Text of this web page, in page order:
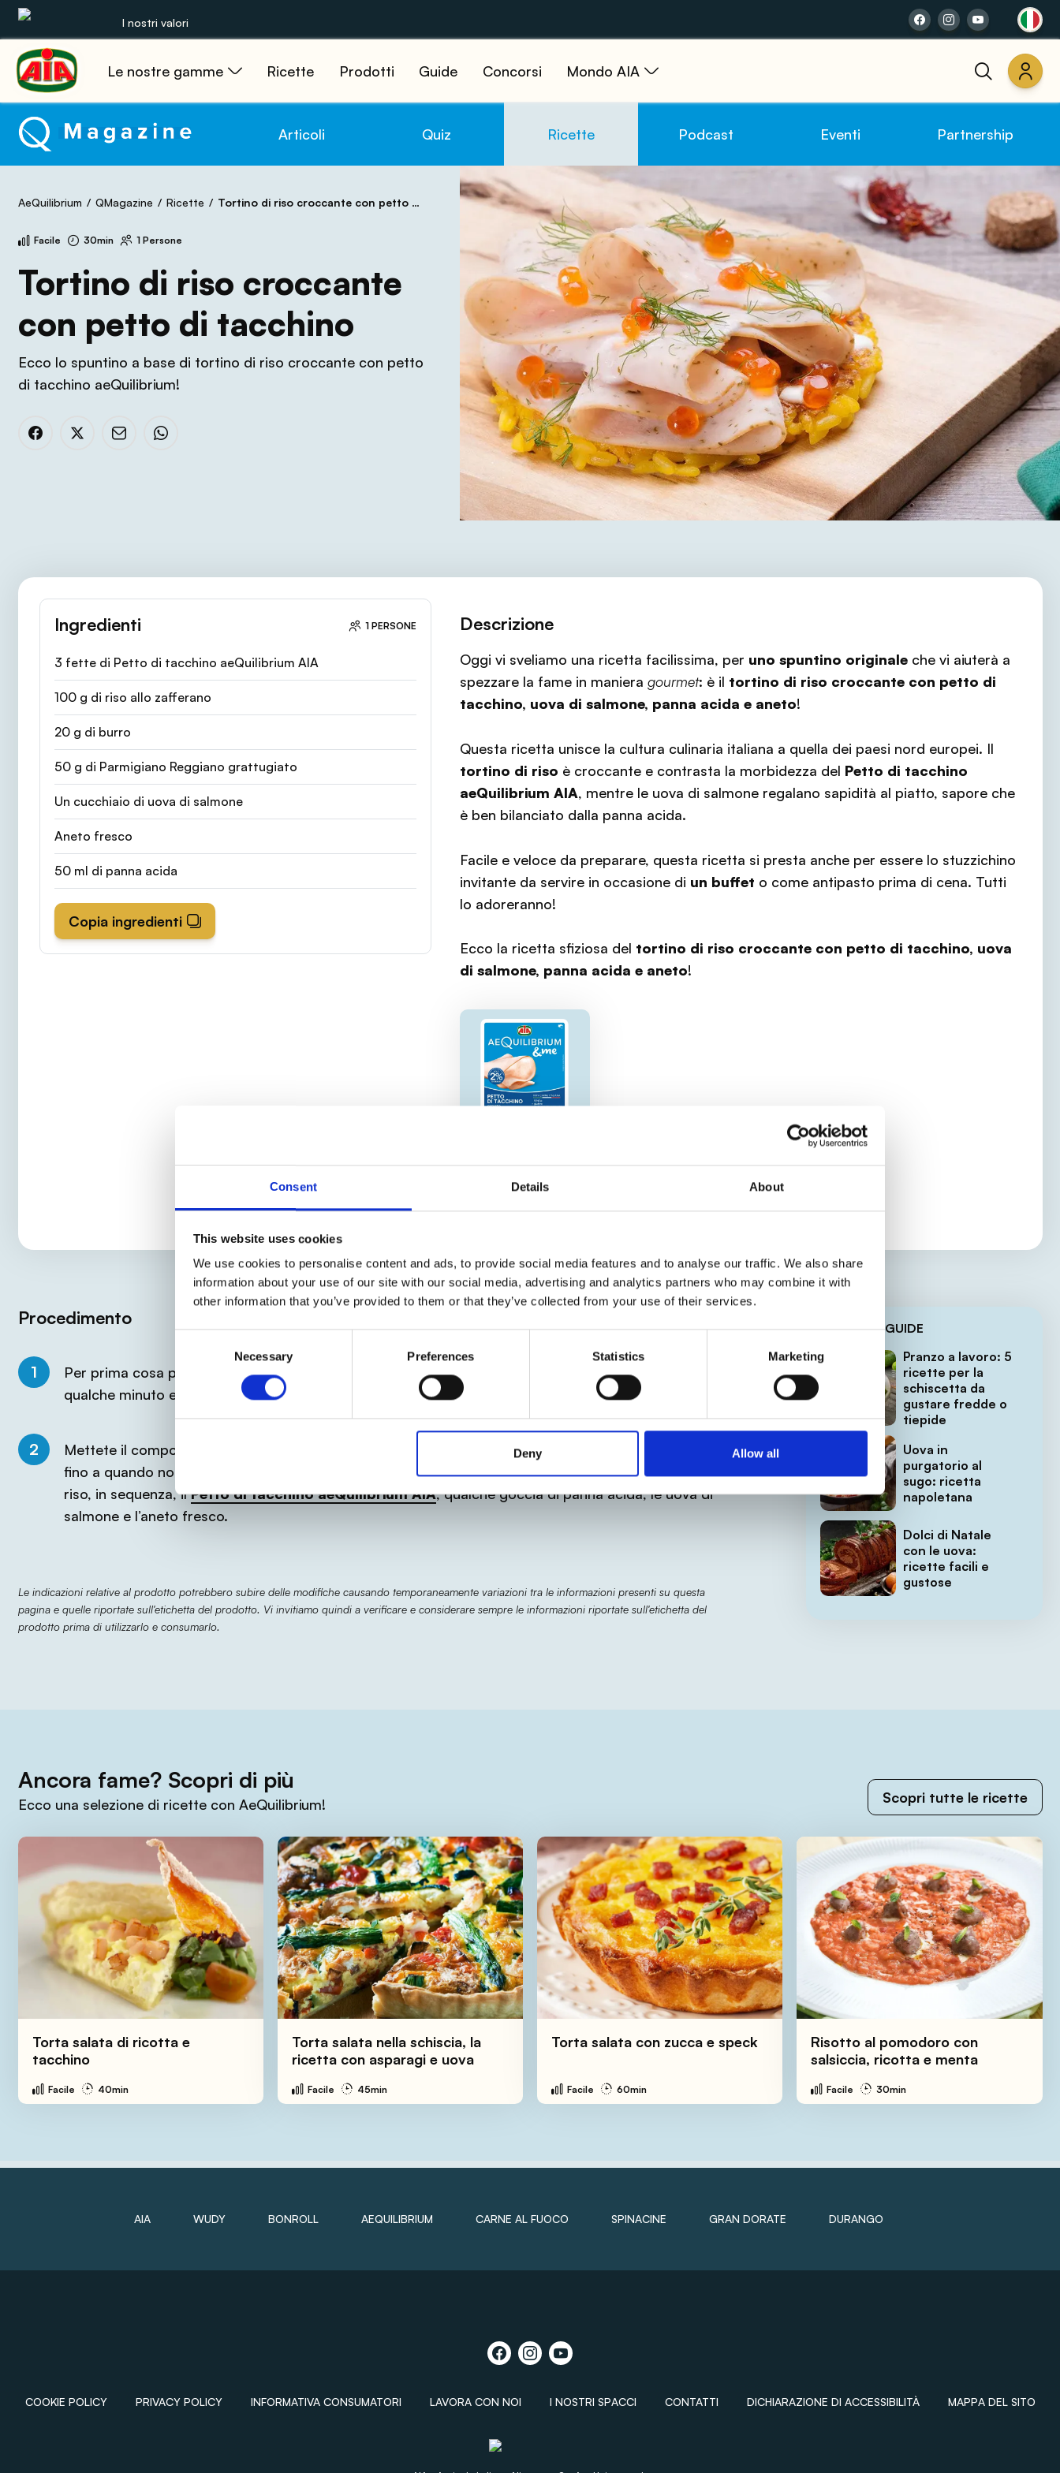
Consent Details About
This website uses cookies
We use cookies to personalise content and ads, to provide social media features and to analyse our traffic. We also share
information about your use of our site with our social media, advertising and analytics partners who may combine it with
other information that you’ve provided to them or that they’ve collected from your use of their services.
Necessary Preferences Statistics Marketing
Deny Allow all
I nostri valori
Le nostre gamme Ricette Prodotti Guide Concorsi Mondo AIA
Le nostre gamme
Ricette
Prodotti
Guide
Concorsi
Mondo AIA
Articoli Quiz Ricette Podcast Eventi Partnership
AeQuilibrium QMagazine Ricette Tortino di riso croccante con petto di tacchino
Facile 30min 1 Persone
Tortino di riso croccante
con petto di tacchino
Ecco lo spuntino a base di tortino di riso croccante con petto
di tacchino aeQuilibrium!
Ingredienti 1 PERSONE
3 fette di Petto di tacchino aeQuilibrium AIA
100 g di riso allo zafferano
20 g di burro
50 g di Parmigiano Reggiano grattugiato
Un cucchiaio di uova di salmone
Aneto fresco
50 ml di panna acida
Copia ingredienti
Descrizione
Oggi vi sveliamo una ricetta facilissima, per uno spuntino originale che vi aiuterà a
spezzare la fame in manieragourmet: è il tortino di riso croccante con petto di
tacchino, uova di salmone, panna acida e aneto!
Questa ricetta unisce la cultura culinaria italiana a quella dei paesi nord europei. Il
tortino di riso è croccante e contrasta la morbidezza del Petto di tacchino
aeQuilibrium AIA, mentre le uova di salmone regalano sapidità al piatto, sapore che
è ben bilanciato dalla panna acida.
Facile e veloce da preparare, questa ricetta si presta anche per essere lo stuzzichino
invitante da servire in occasione di un buffet o come antipasto prima di cena. Tutti
lo adoreranno!
Ecco la ricetta sfiziosa del tortino di riso croccante con petto di tacchino, uova
di salmone, panna acida e aneto!
e Petto di
Tacchino
Procedimento
1
Per prima cosa preparate un classico riso allo zafferano. Una volta pronto, lasciatelo raffreddare per
qualche minuto e amalgamatelo poi in una ciotola con un l’uovo e il Parmigiano Reggiano grattugiato.
2
Mettete il composto appena ottenuto in un padellino con una noce di burro e fate cuocere le frittelle
fino a quando non saranno croccanti. Adesso componete il vostro spuntino adagiando sul tortino di
riso, in sequenza, ilPetto di tacchino aeQuilibrium AIA, qualche goccia di panna acida, le uova di
salmone e l’aneto fresco.
Le indicazioni relative al prodotto potrebbero subire delle modifiche causando temporaneamente variazioni tra le informazioni presenti su questa
pagina e quelle riportate sull'etichetta del prodotto. Vi invitiamo quindi a verificare e considerare sempre le informazioni riportate sull'etichetta del
prodotto prima di utilizzarlo e consumarlo.
LE ULTIME GUIDE
Pranzo a lavoro: 5
ricette per la
schiscetta da
gustare fredde o
tiepide
Uova in
purgatorio al
sugo: ricetta
napoletana
Dolci di Natale
con le uova:
ricette facili e
gustose
Ancora fame? Scopri di più
Ecco una selezione di ricette con AeQuilibrium! Scopri tutte le ricette
Torta salata di ricotta e
tacchino
Facile 40min
Torta salata nella schiscia, la
ricetta con asparagi e uova
Facile 45min
Torta salata con zucca e speck
Facile 60min
Risotto al pomodoro con
salsiccia, ricotta e menta
Facile 30min
AIA WUDY BONROLL AEQUILIBRIUM CARNE AL FUOCO SPINACINE GRAN DORATE DURANGO
COOKIE POLICY PRIVACY POLICY INFORMATIVA CONSUMATORI LAVORA CON NOI I NOSTRI SPACCI CONTATTI DICHIARAZIONE DI ACCESSIBILITÀ MAPPA DEL SITO